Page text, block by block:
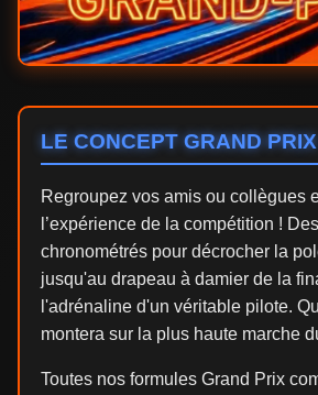
LE CONCEPT GRAND PRIX
Regroupez vos amis ou collègues
l’expérience de la compétition !
chronométrés pour décrocher la
jusqu'au drapeau à damier de la
l'adrénaline d'un véritable pilote.
montera sur la plus haute marche
Toutes nos formules Grand Prix